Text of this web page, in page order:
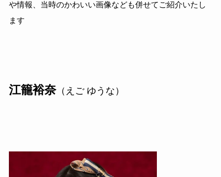
や情報、当時のかわいい画像なども併せてご紹介いたし
ます
江籠裕奈（えご ゆうな）